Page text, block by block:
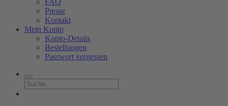
FAQ
Presse
Kontakt
Mein Konto
Konto-Details
Bestellungen
Passwort vergessen